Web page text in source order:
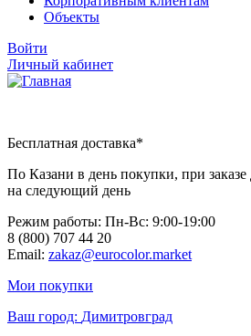
Объекты
Войти
Личный кабинет
Бесплатная доставка*
По Казани в день покупки, при
на следующий день
Режим работы: Пн-Вc: 9:00-19:00
8 (800) 707 44 20
Email: zakaz@eurocolor.market
Мои покупки
Ваш город: Димитровград